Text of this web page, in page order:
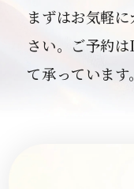
まずはお気軽
さい。ご予約
て承っています。